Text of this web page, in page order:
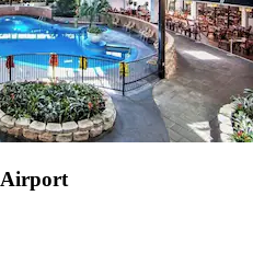
Airport